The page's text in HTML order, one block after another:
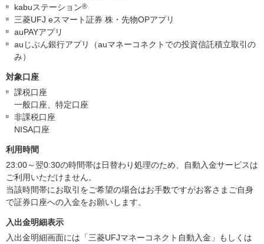
kabuステーション®
三菱UFJ eスマート証券 株・先物OPアプリ
auPAYアプリ
auじぶん銀行アプリ（auマネーコネクトでの投資信託積立取引の
み）
対象口座
課税口座
一般口座、特定口座
非課税口座
NISA口座
利用時間
23:00～翌0:30の時間帯は日替わり処理のため、自動入金サービスは
ご利用いただけません。
当該時間帯にお取引をご希望の場合はお手数ですがお客さまご自身
で証券口座への入金をお願いします。
入出金明細表示
入出金明細画面には「三菱UFJマネーコネクト自動入金」もしくは